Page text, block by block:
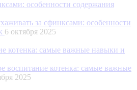
за сфинксами: особенности
6 октября 2025
воспитание котенка: самые важные
2025